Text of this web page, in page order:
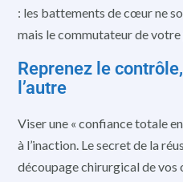
: les battements de cœur ne
mais le commutateur de votre
Reprenez le
l’autre
Viser une « confiance totale
à l’inaction. Le secret de la
découpage chirurgical de